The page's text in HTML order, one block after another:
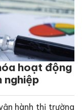
hoạt động
nghiệp
hành thị trường